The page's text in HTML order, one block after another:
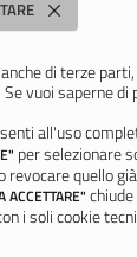
di terze
vuoi saperne di
all'uso
per selezionare
revocare quello
ACCETTARE"
i soli cookie
- PEC:
- C.F.
29 Luglio 2026